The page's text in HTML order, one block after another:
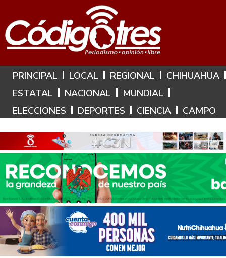
Hoy es: 7 de Agosto de 2026
PRINCIPAL LOCAL REGIONAL
CHIHUAHUA
ESTATAL
NACIONAL
MUNDIAL
ELECCIONES
DEPORTES CIENCIA CAMPO